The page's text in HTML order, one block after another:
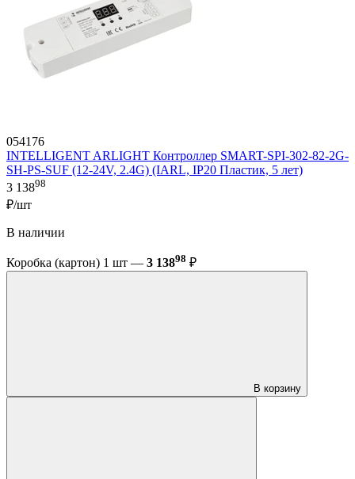
054176
INTELLIGENT ARLIGHT Контроллер SMART-SPI-302-82-2G-
SH-PS-SUF (12-24V, 2.4G) (IARL, IP20 Пластик, 5 лет)
3 13898
₽/шт
В наличии
Коробка (картон) 1 шт — 3 13898 ₽
В корзину